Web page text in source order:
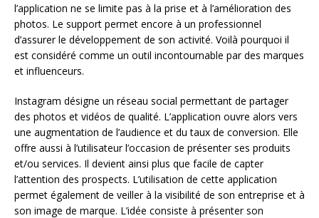
l’application ne se limite pas à la prise et à l’amélioration des
photos. Le support permet encore à un professionnel
d’assurer le développement de son activité. Voilà pourquoi il
est considéré comme un outil incontournable par des marques
et influenceurs.
Instagram désigne un réseau social permettant de partager
des photos et vidéos de qualité. L’application ouvre alors vers
une augmentation de l’audience et du taux de conversion. Elle
offre aussi à l’utilisateur l’occasion de présenter ses produits
et/ou services. Il devient ainsi plus que facile de capter
l’attention des prospects. L’utilisation de cette application
permet également de veiller à la visibilité de son entreprise et à
son image de marque. L’idée consiste à présenter son